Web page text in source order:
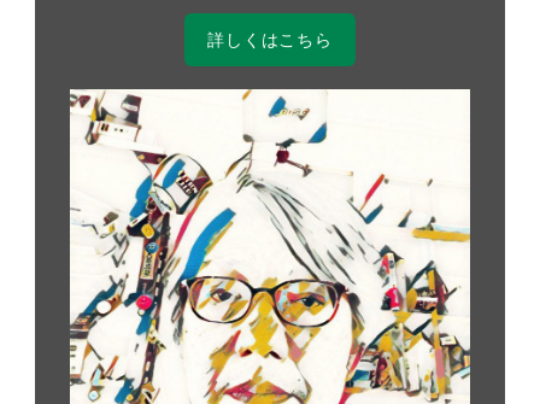
詳しくはこちら